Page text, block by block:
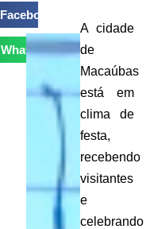
Facebook
WhatsApp
A cidade
de
Macaúbas
está em
clima de
festa,
recebendo
visitantes
e
celebrando